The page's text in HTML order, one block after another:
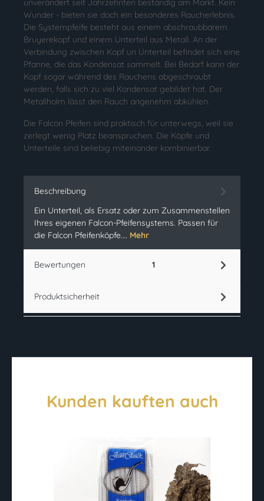
unverändert seit Jahrzehnten beständig am Markt. Kein
Wunder - bieten sie doch ein besonderes Raucherlebnis.
Die Systempfeife besteht aus einem abschraubbarem
Bruyerekopf und einem Unterteil aus Metall. An der
Verbindung zwischen Kopf un Unterteil befindet sich eine
Pfanne, die das Kondensat sammelt. Bei Bedarf kann der
Kopf sogar während des Rauchens abgeschraubt
werden, falls sich zu viel Kondensat gebildet hat. Der
Metallholm lässt den Rauch angenehm abkühlen.
Die Falcon Pfeifen sind praktisch für unterwegs, weil sie
zerlegt wenig Platz beanspruchen. Die Köpfe und
Unterteile sind beliebig miteinander kombinierbar.
Beschreibung
Ein Unterteil, als Ersatz oder zum Zusammenstellen
Ihres eigenen Falcon-Pfeifensystems. Passen für
die Falcon Pfeifenköpfe.… Mehr
Bewertungen 1
Produktsicherheit
Kunden kauften auch